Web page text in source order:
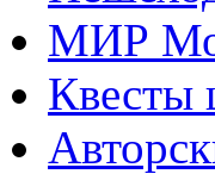
МИР
Квесты